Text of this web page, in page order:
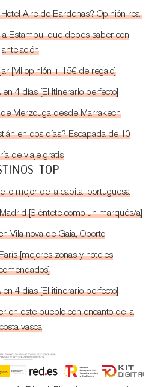
Aire de Bardenas? Opinión real
a Estambul que debes saber con
antelación
[Mi opinión + 15€ de regalo]
en 4 días [El itinerario perfecto]
Merzouga desde Marrakech
en dos días? Escapada de 10
de viaje gratis
TOP
lo mejor de la capital portuguesa
[Siéntete como un marqués/a]
Vila nova de Gaia, Oporto
[mejores zonas y hoteles
en 4 días [El itinerario perfecto]
en este pueblo con encanto de la
costa vasca